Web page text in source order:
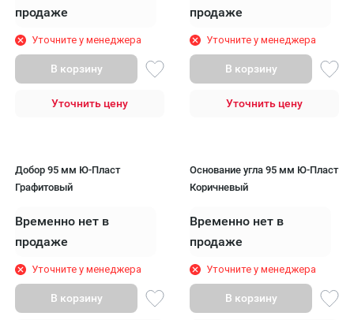
продаже
Уточните у менеджера
В корзину
Уточнить цену
продаже
Уточните у менеджера
В корзину
Уточнить цену
Добор 95 мм Ю-Пласт
Графитовый
Временно нет в
продаже
Уточните у менеджера
В корзину
Основание угла 95 мм Ю-Пласт
Коричневый
Временно нет в
продаже
Уточните у менеджера
В корзину